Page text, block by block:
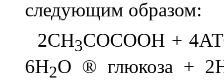
следующим образом:
2CH3COCOOH +
6H2O ® глюкоза +